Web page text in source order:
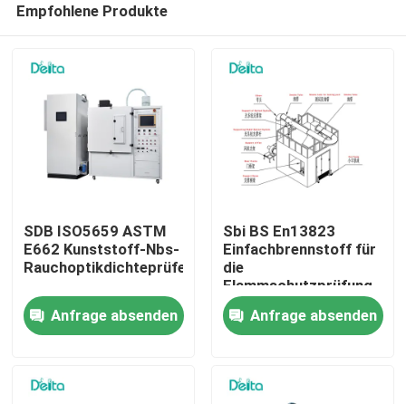
Zu Hause
Produkte
Videos
Empfohlene Produkte
SDB ISO5659 ASTM
E662 Kunststoff-Nbs-
Rauchoptikdichteprüfer
Anfrage absenden
Sbi BS En13823
Einfachbrennstoff für
die
Flammschutzprüfung
Anfrage absenden